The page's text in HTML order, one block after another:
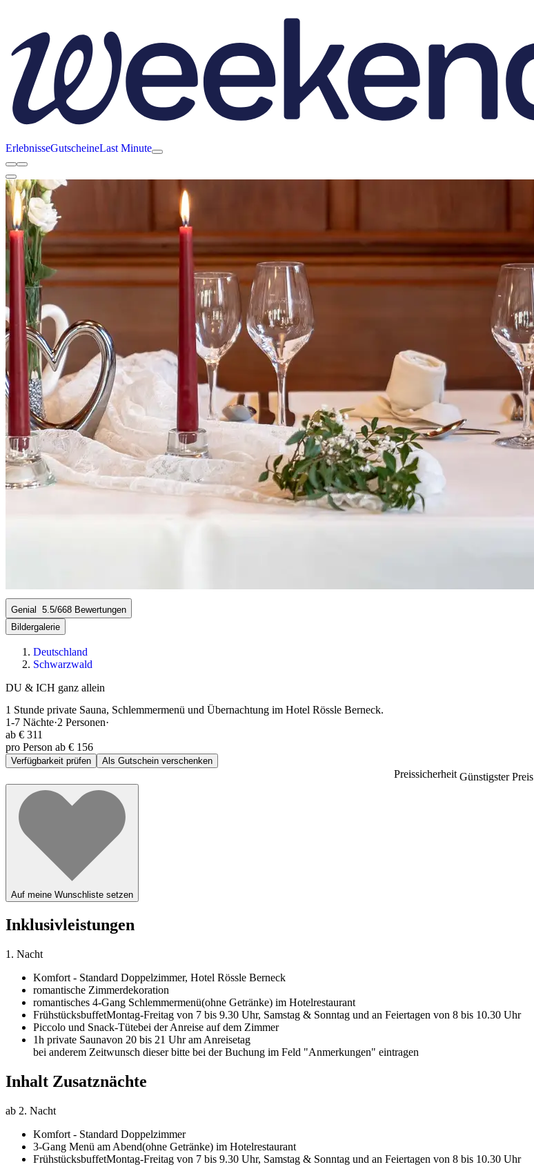
ErlebnisseGutscheineLast Minute
Genial 5.5/668 Bewertungen
Bildergalerie
Deutschland
Schwarzwald
DU & ICH ganz allein
1 Stunde private Sauna, Schlemmermenü und Übernachtung im Hotel Rössle Berneck.
1-7 Nächte·2 Personen·
ab € 311
pro Person ab € 156
Verfügbarkeit prüfen Als Gutschein verschenken
Preissicherheit Günstigster Preis
Auf meine Wunschliste setzen
Inklusivleistungen
1. Nacht
Komfort - Standard Doppelzimmer, Hotel Rössle Berneck
romantische Zimmerdekoration
romantisches 4-Gang Schlemmermenü(ohne Getränke) im Hotelrestaurant
FrühstücksbuffetMontag-Freitag von 7 bis 9.30 Uhr, Samstag & Sonntag und an Feiertagen von 8 bis 10.30 Uhr
Piccolo und Snack-Tütebei der Anreise auf dem Zimmer
1h private Saunavon 20 bis 21 Uhr am Anreisetag
bei anderem Zeitwunsch dieser bitte bei der Buchung im Feld "Anmerkungen" eintragen
Inhalt Zusatznächte
ab 2. Nacht
Komfort - Standard Doppelzimmer
3-Gang Menü am Abend(ohne Getränke) im Hotelrestaurant
FrühstücksbuffetMontag-Freitag von 7 bis 9.30 Uhr, Samstag & Sonntag und an Feiertagen von 8 bis 10.30 Uhr